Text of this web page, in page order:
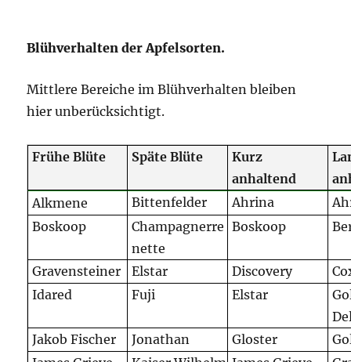
Blühverhalten der Apfelsorten.
Mittlere Bereiche im Blühverhalten bleiben
hier unberücksichtigt.
Frühe Blüte Späte Blüte
Kurz
anhaltend
Alkmene
Bittenfelder Ahrina
Boskoop
Champagnerre
nette
Boskoop
Gravensteiner Elstar Discovery
Idared
Fuji Elstar
Jakob Fischer
Jonathan Gloster